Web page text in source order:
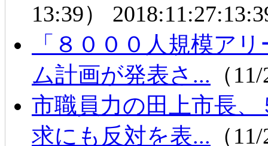
13:39）
「８０００人規模ア
ム計画が発表さ... （
市職員力の田上市長
求にも反対を表... （